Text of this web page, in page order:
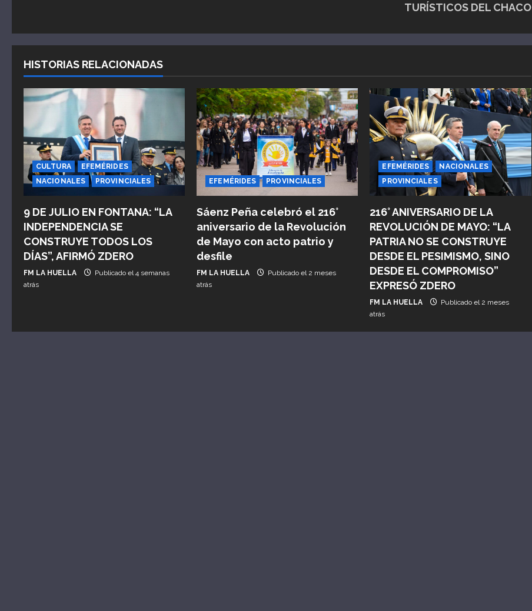
e
g
a
i
ó
n
d
e
e
n
r
TURÍSTICOS DEL CHACO
HISTORIAS RELACIONADAS
CULTURA
EFEMÉRIDES
NACIONALES
PROVINCIALES
9 DE JULIO EN FONTANA: “LA
INDEPENDENCIA SE
CONSTRUYE TODOS LOS
DÍAS”, AFIRMÓ ZDERO
FM LA HUELLA
Publicado el 4 semanas
atrás
EFEMÉRIDES PROVINCIALES
Sáenz Peña celebró el 216°
aniversario de la Revolución
de Mayo con acto patrio y
desfile
FM LA HUELLA
Publicado el 2 meses
atrás
EFEMÉRIDES
NACIONALES
PROVINCIALES
216° ANIVERSARIO DE LA
REVOLUCIÓN DE MAYO: “LA
PATRIA NO SE CONSTRUYE
DESDE EL PESIMISMO, SINO
DESDE EL COMPROMISO”
EXPRESÓ ZDERO
FM LA HUELLA
Publicado el 2 meses
atrás